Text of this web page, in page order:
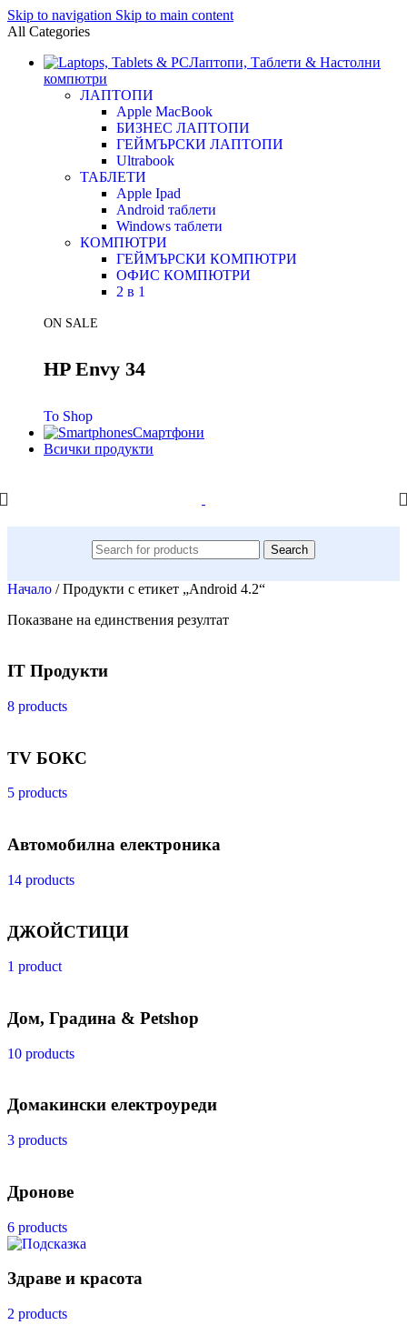
Skip to navigation Skip to main content
All Categories
Лаптопи, Таблети & Настолни
компютри
ЛАПТОПИ
Apple MacBook
БИЗНЕС ЛАПТОПИ
ГЕЙМЪРСКИ ЛАПТОПИ
Ultrabook
ТАБЛЕТИ
Apple Ipad
Android таблети
Windows таблети
КОМПЮТРИ
ГЕЙМЪРСКИ КОМПЮТРИ
ОФИС КОМПЮТРИ
2 в 1
ON SALE
HP Envy 34
To Shop
Смартфони
Всички продукти
Search
Начало / Продукти с етикет „Android 4.2“
Показване на единствения резултат
IT Продукти
8 products
TV БОКС
5 products
Автомобилна електроника
14 products
ДЖОЙСТИЦИ
1 product
Дом, Градина & Petshop
10 products
Домакински електроуреди
3 products
Дронове
6 products
Здраве и красота
2 products